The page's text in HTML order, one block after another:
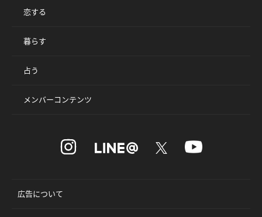
恋する
暮らす
占う
メンバーコンテンツ
広告について